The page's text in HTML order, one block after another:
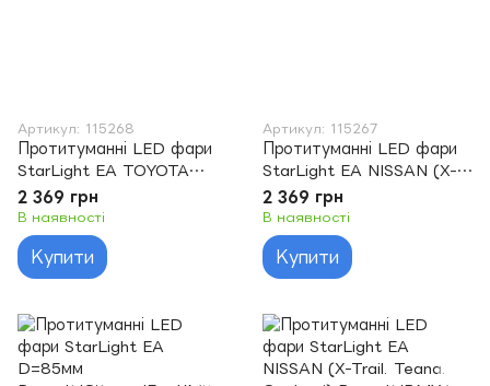
Артикул: 115268
Протитуманні LED фари
StarLight EA TOYOTA
(Avensis. Camry. Corolla.
Prius. RAV4) Lexus 5000K
100W ПТФ FOG
2 369 грн
В наявності
Купити
Артикул: 115267
Протитуманні LED фари
StarLight EA NISSAN (X-
Trail. Teana. Qashqai)
Renault/BMW 100W ПТФ
FOG
2 369 грн
В наявності
Купити